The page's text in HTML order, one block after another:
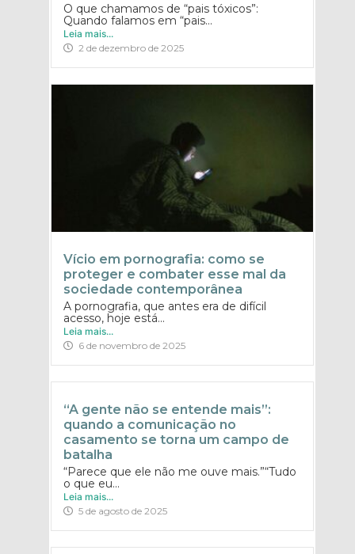
O que chamamos de “pais tóxicos”:
Quando falamos em “pais...
Leia mais...
2 de dezembro de 2025
Vício em pornografia: como se
proteger e combater esse mal da
sociedade contemporânea
A pornografia, que antes era de difícil
acesso, hoje está...
Leia mais...
6 de novembro de 2025
“A gente não se entende mais”:
quando a comunicação no
casamento se torna um campo de
batalha
“Parece que ele não me ouve mais.”“Tudo
o que eu...
Leia mais...
5 de agosto de 2025